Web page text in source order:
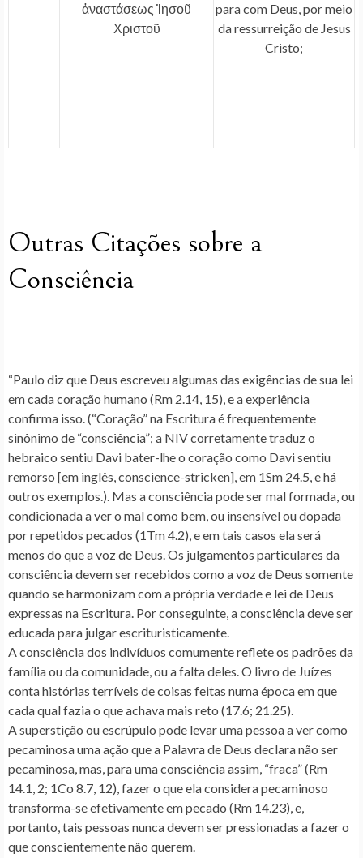
ἀναστάσεως Ἰησοῦ
Χριστοῦ
para com Deus, por meio
da ressurreição de Jesus
Cristo;
Outras Citações sobre a
Consciência
“Paulo diz que Deus escreveu algumas das exigências de sua lei
em cada coração humano (Rm 2.14, 15), e a experiência
confirma isso. (“Coração” na Escritura é frequentemente
sinônimo de “consciência”; a NIV corretamente traduz o
hebraico sentiu Davi bater-lhe o coração como Davi sentiu
remorso [em inglês, conscience-stricken], em 1Sm 24.5, e há
outros exemplos.). Mas a consciência pode ser mal formada, ou
condicionada a ver o mal como bem, ou insensível ou dopada
por repetidos pecados (1Tm 4.2), e em tais casos ela será
menos do que a voz de Deus. Os julgamentos particulares da
consciência devem ser recebidos como a voz de Deus somente
quando se harmonizam com a própria verdade e lei de Deus
expressas na Escritura. Por conseguinte, a consciência deve ser
educada para julgar escrituristicamente.
A consciência dos indivíduos comumente reflete os padrões da
família ou da comunidade, ou a falta deles. O livro de Juízes
conta histórias terríveis de coisas feitas numa época em que
cada qual fazia o que achava mais reto (17.6; 21.25).
A superstição ou escrúpulo pode levar uma pessoa a ver como
pecaminosa uma ação que a Palavra de Deus declara não ser
pecaminosa, mas, para uma consciência assim, “fraca” (Rm
14.1, 2; 1Co 8.7, 12), fazer o que ela considera pecaminoso
transforma-se efetivamente em pecado (Rm 14.23), e,
portanto, tais pessoas nunca devem ser pressionadas a fazer o
que conscientemente não querem.